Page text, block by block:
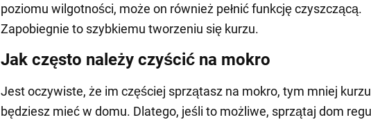
poziomu wilgotności, może on również pełnić funkcję czyszczącą.
Zapobiegnie to szybkiemu tworzeniu się kurzu.
Jak często należy czyścić na mokro
Jest oczywiste, że im częściej sprzątasz na mokro, tym mniej kurzu
będziesz mieć w domu. Dlatego, jeśli to możliwe, sprzątaj dom